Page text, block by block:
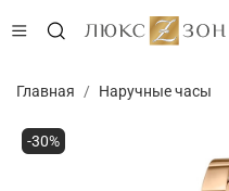
Главная Наручные часы
-30%